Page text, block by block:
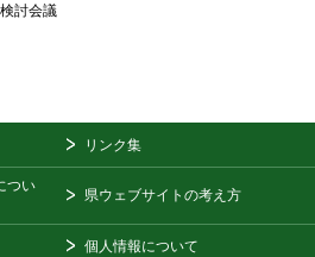
討会議
リンク集
つい
県ウェブサイトの考え方
個人情報について